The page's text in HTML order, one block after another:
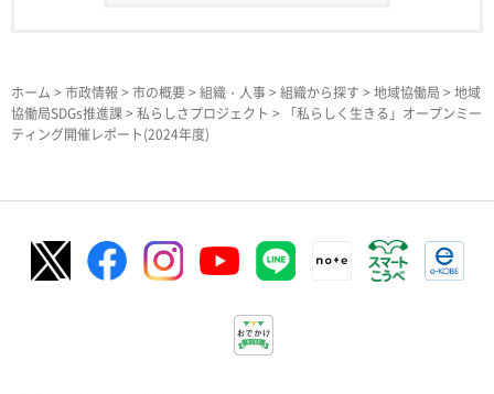
ホーム > 市政情報 > 市の概要> 組織・人事> 組織から探す > 地域協働局 > 地域
協働局SDGs推進課> 私らしさプロジェクト > 「私らしく生きる」オープンミー
ティング開催レポート(2024年度)